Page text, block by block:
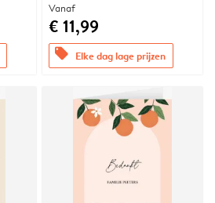
Vanaf
€ 11,99
offers Elke dag lage prijzen